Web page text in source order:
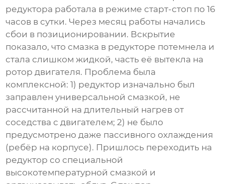
редуктора работала в режиме старт-стоп по 16
часов в сутки. Через месяц работы начались
сбои в позиционировании. Вскрытие
показало, что смазка в редукторе потемнела и
стала слишком жидкой, часть её вытекла на
ротор двигателя. Проблема была
комплексной: 1) редуктор изначально был
заправлен универсальной смазкой, не
рассчитанной на длительный нагрев от
соседства с двигателем; 2) не было
предусмотрено даже пассивного охлаждения
(ребёр на корпусе). Пришлось переходить на
редуктор со специальной
высокотемпературной смазкой и